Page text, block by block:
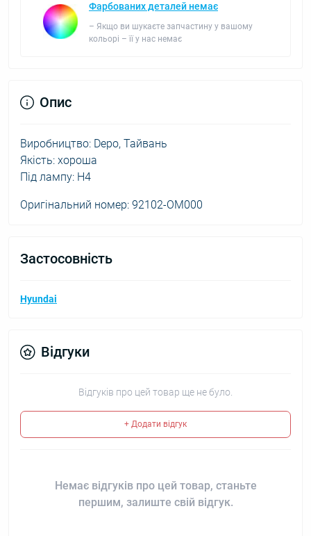
Фарбованих деталей немає
– Якщо ви шукаєте запчастину у вашому
кольорі – її у нас немає
Опис
Виробництво: Depo, Тайвань
Якість: хороша
Під лампу: H4
Оригінальний номер: 92102-OM000
Застосовність
Hyundai
Відгуки
Відгуків про цей товар ще не було.
+ Додати відгук
Немає відгуків про цей товар, станьте
першим, залиште свій відгук.